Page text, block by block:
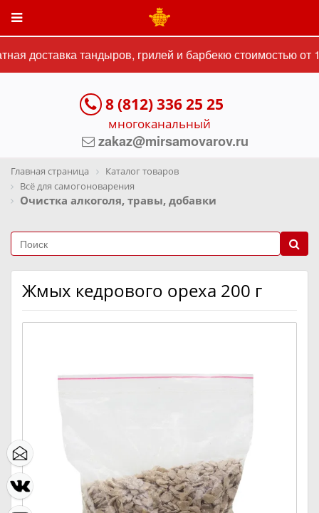
доставка тандыров, грилей и барбекю стоимостью от
8 (812) 336 25 25
многоканальный
zakaz@mirsamovarov.ru
Главная страница
Каталог товаров
Всё для самогоноварения
Очистка алкоголя, травы, добавки
Жмых кедрового ореха 200 г